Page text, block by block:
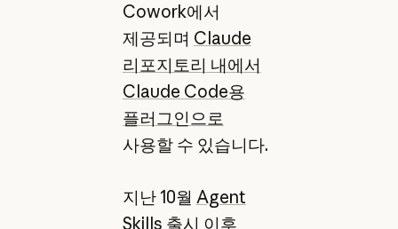
Cowork에서
제공되며 Claude
리포지토리 내에서
Claude Code용
플러그인으로
사용할 수 있습니다.
지난 10월 Agent
Skills 출시 이후